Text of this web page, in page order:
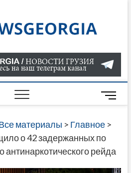
О
В
ГРУЗИИ
САЙТЕ
M
e
n
u
B
материалы > Главное>
о 42 задержанных по
антинаркотического рейда